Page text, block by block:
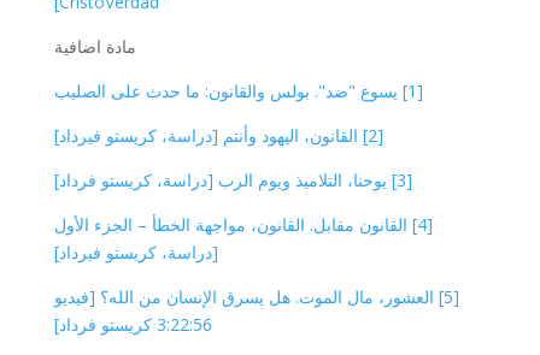
مادة اضافية
[1] يسوع "ضد". بولس والقانون: ما حدث على الصليب
[2] القانون، اليهود وأنتم [دراسة، كريستو فيرداد]
[3] يوحنا، التلاميذ ويوم الرب [دراسة، كريستو فرداد]
[4] القانون مقابل. القانون، مواجهة الخطأ – الجزء الأول
[دراسة، كريستو فيرداد]
[5] العشور، مال الموت. هل يسرق الإنسان من الله؟ [فيديو
3:22:56 كريستو فرداد]